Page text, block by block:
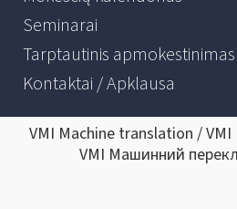
Seminarai
Tarptautinis apmokestinimas
Kontaktai / Apklausa
VMI Machine translation /
VMI Машинний